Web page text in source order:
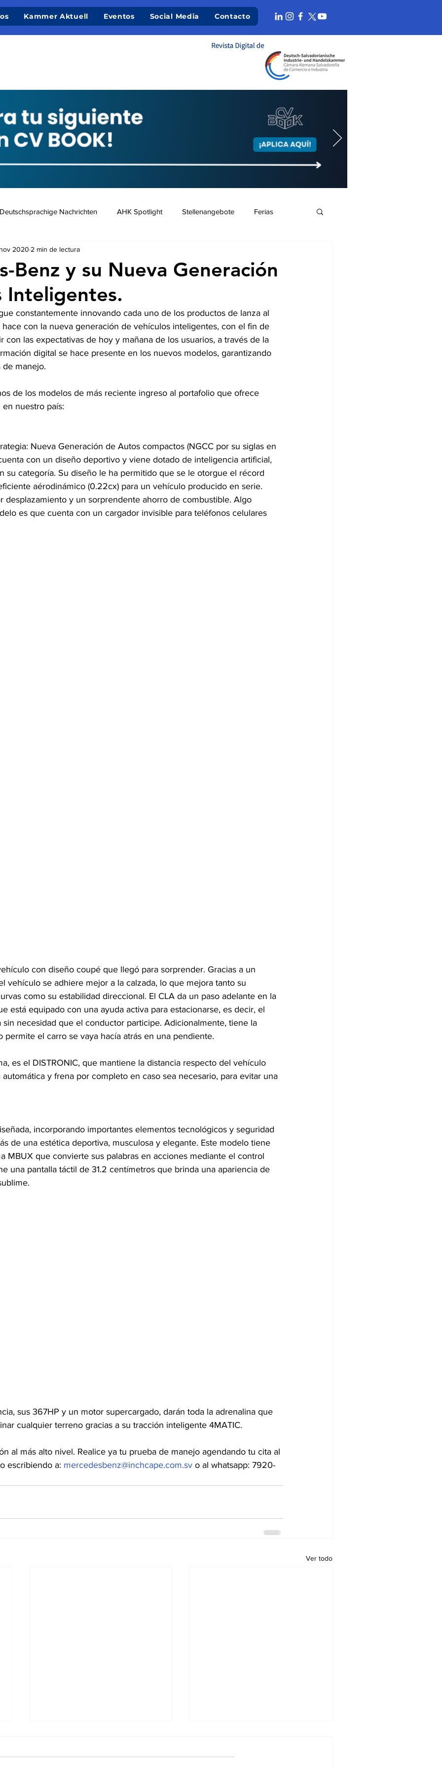
Kammer Aktuell Eventos Social Media Contacto
Deutschsprachige Nachrichten AHK Spotlight Stellenangebote Ferias
Ausschreibungen De nuestros Socios
Benz y su Nueva Generación
Inteligentes.
2020 2 min de lectura
constantemente innovando cada uno de los productos de lanza al
con la nueva generación de vehículos inteligentes, con el fin de
con las expectativas de hoy y mañana de los usuarios, a través de la
digital se hace presente en los nuevos modelos, garantizando
manejo.
de los modelos de más reciente ingreso al portafolio que ofrece
en nuestro país:
Nueva Generación de Autos compactos (NGCC por su siglas en
con un diseño deportivo y viene dotado de inteligencia artificial,
su categoría. Su diseño le ha permitido que se le otorgue el récord
aérodinámico (0.22cx) para un vehículo producido en serie.
desplazamiento y un sorprendente ahorro de combustible. Algo
es que cuenta con un cargador invisible para teléfonos celulares
con diseño coupé que llegó para sorprender. Gracias a un
vehículo se adhiere mejor a la calzada, lo que mejora tanto su
como su estabilidad direccional. El CLA da un paso adelante en la
está equipado con una ayuda activa para estacionarse, es decir, el
sin necesidad que el conductor participe. Adicionalmente, tiene la
permite el carro se vaya hacía atrás en una pendiente.
es el DISTRONIC, que mantiene la distancia respecto del vehículo
y frena por completo en caso sea necesario, para evitar una
incorporando importantes elementos tecnológicos y seguridad
de una estética deportiva, musculosa y elegante. Este modelo tiene
MBUX que convierte sus palabras en acciones mediante el control
una pantalla táctil de 31.2 centímetros que brinda una apariencia de
sus 367HP y un motor supercargado, darán toda la adrenalina que
cualquier terreno gracias a su tracción inteligente 4MATIC.
al más alto nivel. Realice ya tu prueba de manejo agendando tu cita al
escribiendo a: mercedesbenz@inchcape.com.sv o al whatsapp: 7920-
Ver todo